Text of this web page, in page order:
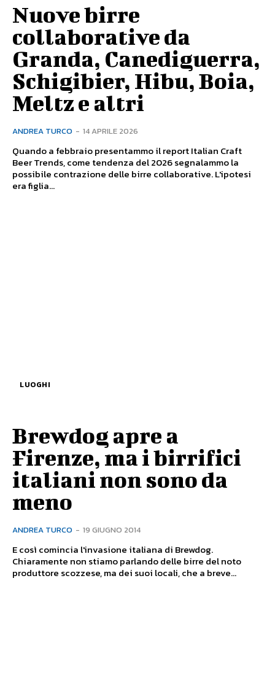
Nuove birre
collaborative da
Granda, Canediguerra,
Schigibier, Hibu, Boia,
Meltz e altri
ANDREA TURCO - 14 APRILE 2026
Quando a febbraio presentammo il report Italian Craft
Beer Trends, come tendenza del 2026 segnalammo la
possibile contrazione delle birre collaborative. L'ipotesi
era figlia...
LUOGHI
Brewdog apre a
Firenze, ma i birrifici
italiani non sono da
meno
ANDREA TURCO - 19 GIUGNO 2014
E così comincia l'invasione italiana di Brewdog.
Chiaramente non stiamo parlando delle birre del noto
produttore scozzese, ma dei suoi locali, che a breve...